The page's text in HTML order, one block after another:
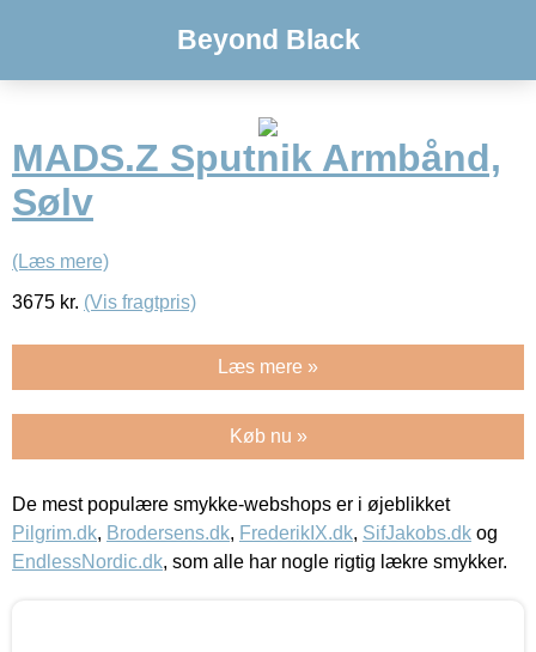
Beyond Black
MADS.Z Sputnik Armbånd,
Sølv
(Læs mere)
3675 kr. (Vis fragtpris)
Læs mere »
Køb nu »
De mest populære smykke-webshops er i øjeblikket
Pilgrim.dk, Brodersens.dk, FrederikIX.dk, SifJakobs.dk og
EndlessNordic.dk, som alle har nogle rigtig lækre smykker.